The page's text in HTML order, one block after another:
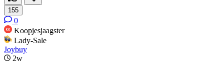
155
0
Koopjesjaagster
Lady-Sale
Joybuy
2w